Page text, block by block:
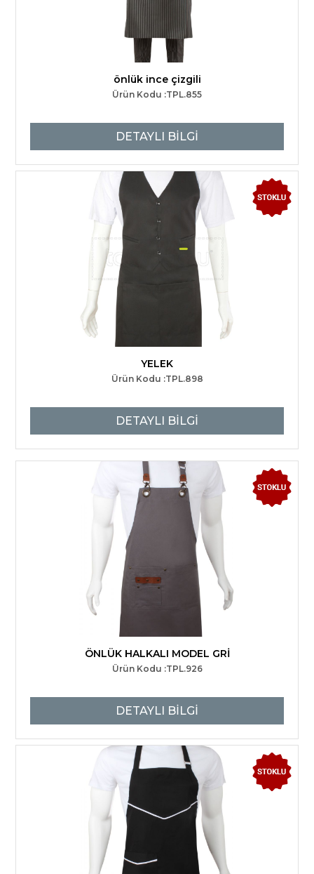
önlük ince çizgili
Ürün Kodu :TPL.855
DETAYLI BİLGİ
YELEK
Ürün Kodu :TPL.898
DETAYLI BİLGİ
ÖNLÜK HALKALI MODEL GRİ
Ürün Kodu :TPL.926
DETAYLI BİLGİ